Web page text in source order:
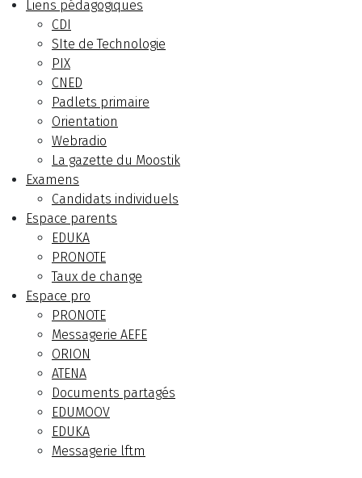
Liens pédagogiques
CDI
SIte de Technologie
PIX
CNED
Padlets primaire
Orientation
Webradio
La gazette du Moostik
Examens
Candidats individuels
Espace parents
EDUKA
PRONOTE
Taux de change
Espace pro
PRONOTE
Messagerie AEFE
ORION
ATENA
Documents partagés
EDUMOOV
EDUKA
Messagerie lftm